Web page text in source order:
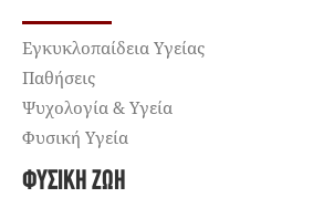
Εγκυκλοπαίδεια Υγείας
Παθήσεις
Ψυχολογία & Υγεία
Φυσική Υγεία
ΦΥΣΙΚΉ ΖΩΉ